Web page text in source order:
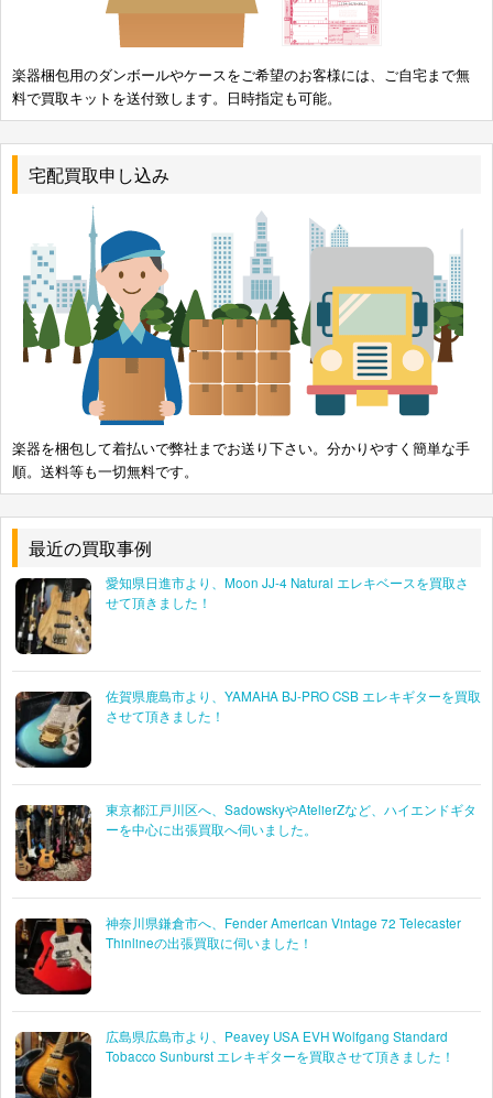
楽器梱包用のダンボールやケースをご希望のお客様には、ご自宅まで無
料で買取キットを送付致します。日時指定も可能。
宅配買取申し込み
楽器を梱包して着払いで弊社までお送り下さい。分かりやすく簡単な手
順。送料等も一切無料です。
最近の買取事例
愛知県日進市より、Moon JJ-4 Natural エレキベースを買取さ
せて頂きました！
佐賀県鹿島市より、YAMAHA BJ-PRO CSB エレキギターを買取
させて頂きました！
東京都江戸川区へ、SadowskyやAtelierZなど、ハイエンドギタ
ーを中心に出張買取へ伺いました。
神奈川県鎌倉市へ、Fender American Vintage 72 Telecaster
Thinlineの出張買取に伺いました！
広島県広島市より、Peavey USA EVH Wolfgang Standard
Tobacco Sunburst エレキギターを買取させて頂きました！